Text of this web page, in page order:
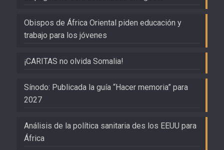
Obispos de África Oriental piden educación y
trabajo para los jóvenes
¡CARITAS no olvida Somalia!
Sínodo: Publicada la guía “Hacer memoria” para
2027
Análisis de la política sanitaria des los EEUU para
África